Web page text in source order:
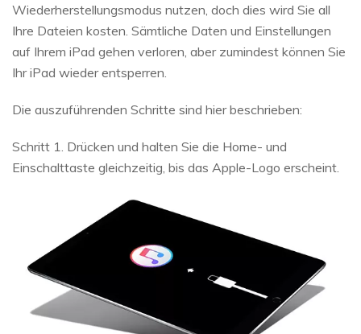
Wiederherstellungsmodus nutzen, doch dies wird Sie all
Ihre Dateien kosten. Sämtliche Daten und Einstellungen
auf Ihrem iPad gehen verloren, aber zumindest können Sie
Ihr iPad wieder entsperren.
Die auszuführenden Schritte sind hier beschrieben:
Schritt 1. Drücken und halten Sie die Home- und
Einschalttaste gleichzeitig, bis das Apple-Logo erscheint.